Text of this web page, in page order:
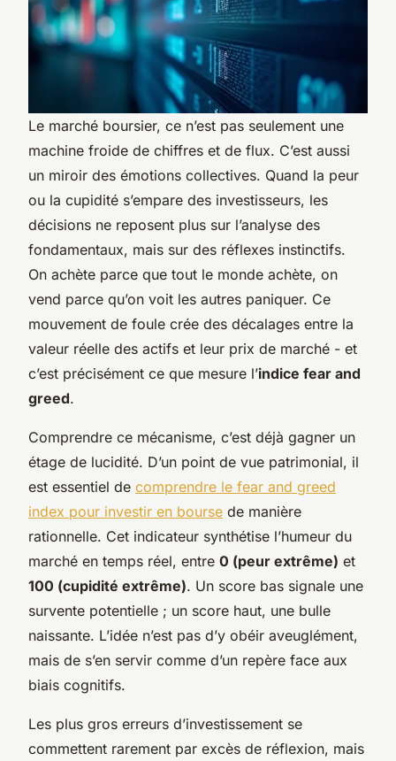
Le marché boursier, ce n’est pas seulement une
machine froide de chiffres et de flux. C’est aussi
un miroir des émotions collectives. Quand la peur
ou la cupidité s’empare des investisseurs, les
décisions ne reposent plus sur l’analyse des
fondamentaux, mais sur des réflexes instinctifs.
On achète parce que tout le monde achète, on
vend parce qu’on voit les autres paniquer. Ce
mouvement de foule crée des décalages entre la
valeur réelle des actifs et leur prix de marché - et
c’est précisément ce que mesure l’indice fear and
greed.
Comprendre ce mécanisme, c’est déjà gagner un
étage de lucidité. D’un point de vue patrimonial, il
est essentiel de comprendre le fear and greed
index pour investir en bourse de manière
rationnelle. Cet indicateur synthétise l’humeur du
marché en temps réel, entre 0 (peur extrême) et
100 (cupidité extrême). Un score bas signale une
survente potentielle ; un score haut, une bulle
naissante. L’idée n’est pas d’y obéir aveuglément,
mais de s’en servir comme d’un repère face aux
biais cognitifs.
Les plus gros erreurs d’investissement se
commettent rarement par excès de réflexion, mais